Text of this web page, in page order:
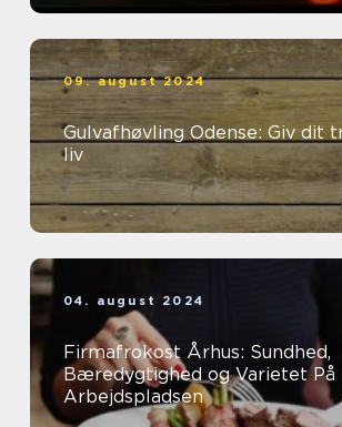
09. august 2024
Gulvafhøvling Odense: Giv dit
liv
04. august 2024
Firmafrokost Århus: Sundhed,
Bæredygtighed og Varietet På
Arbejdspladsen